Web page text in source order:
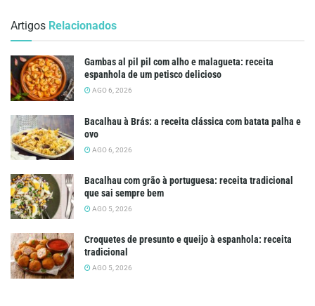
Artigos Relacionados
Gambas al pil pil com alho e malagueta: receita
espanhola de um petisco delicioso
AGO 6, 2026
Bacalhau à Brás: a receita clássica com batata palha e
ovo
AGO 6, 2026
Bacalhau com grão à portuguesa: receita tradicional
que sai sempre bem
AGO 5, 2026
Croquetes de presunto e queijo à espanhola: receita
tradicional
AGO 5, 2026